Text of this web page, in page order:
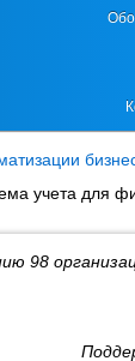
учета для
98